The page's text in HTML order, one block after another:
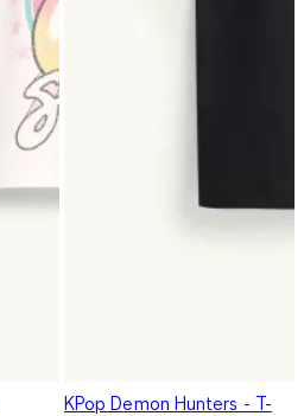
KPop Demon Hunters - T-